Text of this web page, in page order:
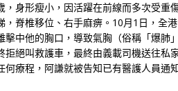
，身形瘦小，因活躍在前線而多次受重
，脊椎移位、右手麻痹。10月1日，全
擊中他的胸口，導致氣胸（俗稱「爆肺
拒絕叫救護車，最終由義載司機送往私
何療程，阿謙就被告知已有醫護人員通